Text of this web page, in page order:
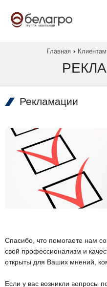
Главная Клиентам
Рекламации
Спасибо, что помогаете нам
свой профессионализм и
открыты для Ваших мнений,
Если у вас возникли вопросы